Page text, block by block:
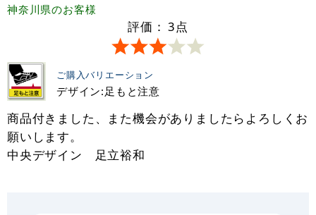
神奈川県のお客様
評価： 3点
ご購入バリエーション
デザイン:足もと注意
商品付きました、また機会がありましたらよろしくお
願いします。
中央デザイン 足立裕和